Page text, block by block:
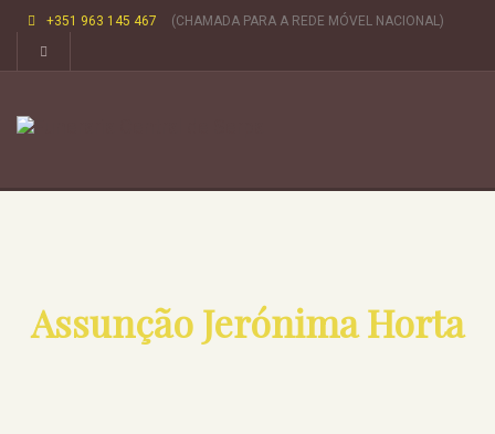
+351 963 145 467 (CHAMADA PARA A REDE MÓVEL NACIONAL)
Assunção Jerónima Horta